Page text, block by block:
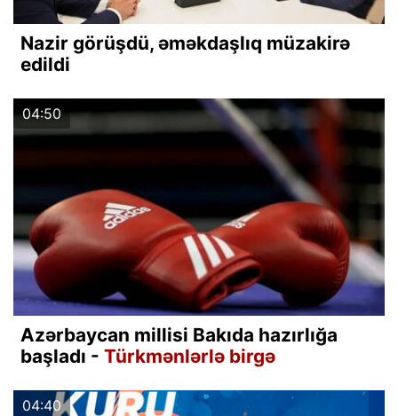
Nazir görüşdü, əməkdaşlıq müzakirə
edildi
04:50
Azərbaycan millisi Bakıda hazırlığa
başladı - Türkmənlərlə birgə
04:40